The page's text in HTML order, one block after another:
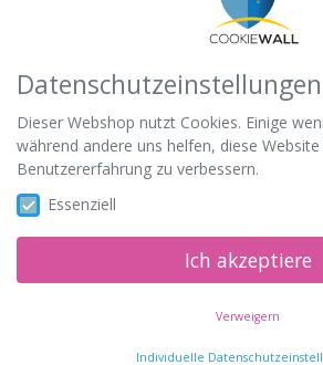
Datenschutzeinstellungen
Dieser Webshop nutzt Cookies. Einige
während andere uns helfen, diese
Benutzererfahrung zu verbessern.
Essenziell
Ich akzeptiere
Verweigern
Individuelle